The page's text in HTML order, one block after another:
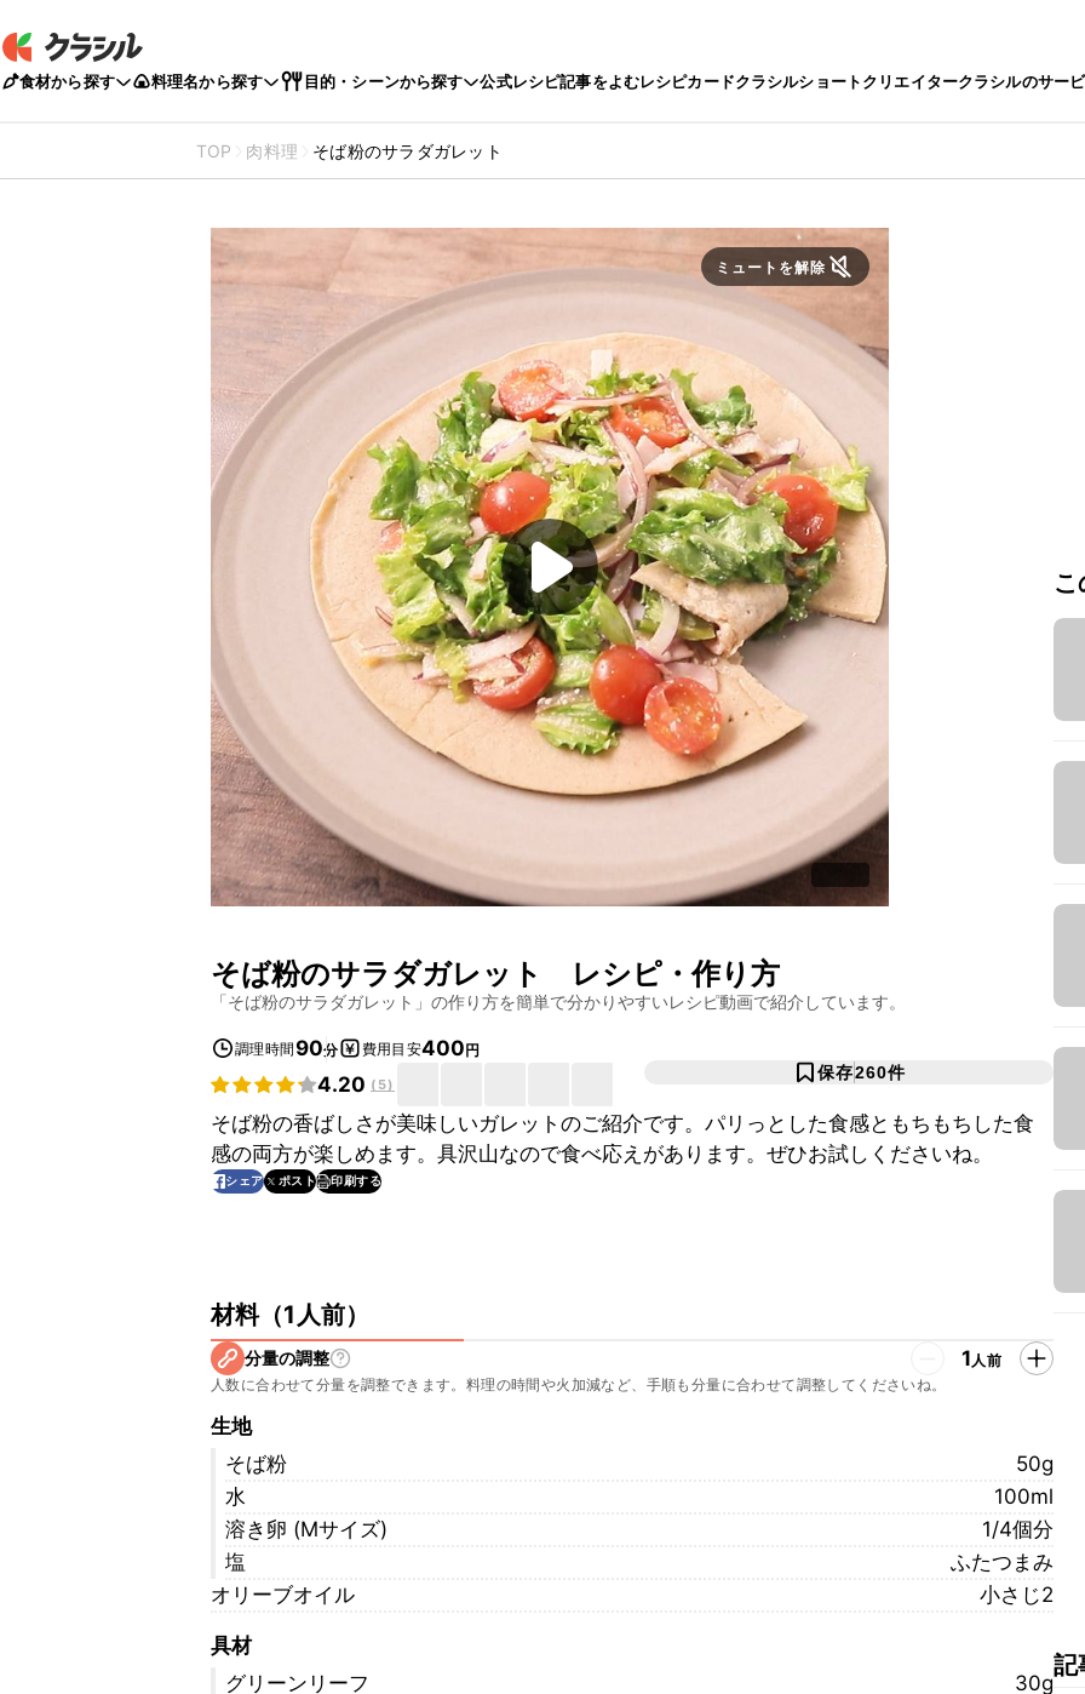
食材から探す 料理名から探す 目的・シーンから探す 公式レシピ記事をよむレシピカードクラシルショートクリエイタークラシルのサー
TOP 肉料理 そば粉のサラダガレット
ミュートを解除
そば粉のサラダガレット レシピ・作り方
「そば粉のサラダガレット 」の作り方を簡単で分かりやすいレシピ動画で紹介しています。
調理時間90分 費用目安400円
4.20 ( 5)
保存260件
そば粉の香ばしさが美味しいガレットのご紹介です。パリっとした食感ともちもちした食
感の両方が楽しめます。具沢山なので食べ応えがあります。ぜひお試しくださいね。
シェア ポスト 印刷する
材料（1人前）
分量の調整 1人前
人数に合わせて分量を調整できます。料理の時間や火加減など、手順も分量に合わせて調整してくださいね。
生地
そば粉
50g
水
100ml
溶き卵 (Mサイズ)
1/4個分
塩
ふたつまみ
オリーブオイル
小さじ2
具材
グリーンリーフ
30g
記